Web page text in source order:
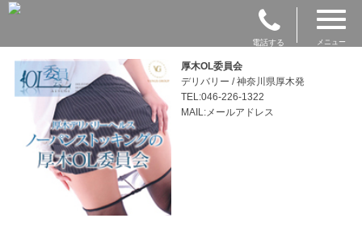
電話する メニュー
厚木OL委員会
デリバリー / 神奈川県厚木発
TEL:046-226-1322
MAIL:メールアドレス